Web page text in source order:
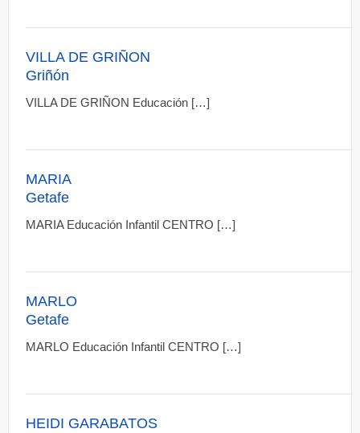
VILLA DE GRIÑON
Griñón
VILLA DE GRIÑON Educación […]
MARIA
Getafe
MARIA Educación Infantil CENTRO […]
MARLO
Getafe
MARLO Educación Infantil CENTRO […]
HEIDI GARABATOS